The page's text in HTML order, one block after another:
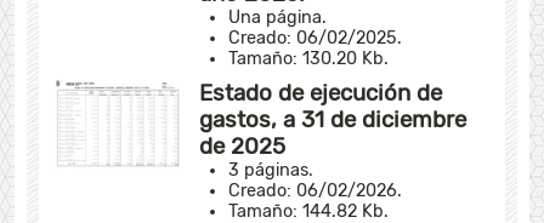
Una página.
Creado: 06/02/2025.
Tamaño: 130.20 Kb.
Estado de ejecución de
gastos, a 31 de diciembre
de 2025
3 páginas.
Creado: 06/02/2026.
Tamaño: 144.82 Kb.